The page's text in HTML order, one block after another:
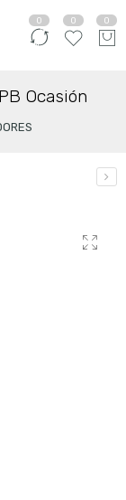
0 0 0
Ocasión